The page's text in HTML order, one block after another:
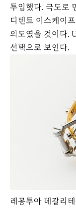
투입했다. 극도로
디텐트 이스케이
의도였을 것이다.
선택으로 보인다.
레몽투아 데갈리